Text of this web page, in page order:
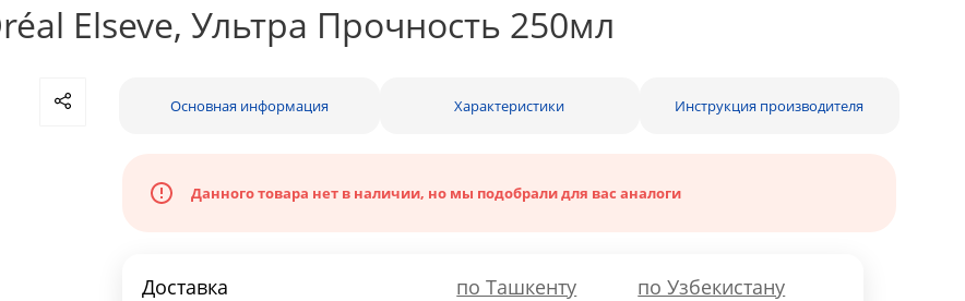
Elseve, Ультра Прочность 250мл
Основная информация Характеристики Инструкция производителя
Данного товара нет в наличии, но мы подобрали для вас аналоги
Доставка по Ташкенту по Узбекистану